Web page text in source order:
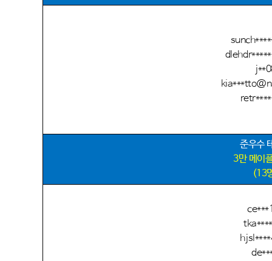
준우수
3만 메이
(13